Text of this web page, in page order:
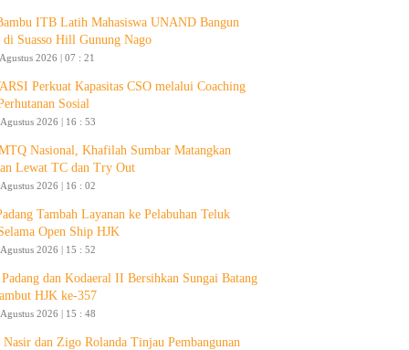
ITB Latih Mahasiswa UNAND Bangun
di Suasso Hill Gunung Nago
2026 | 07 : 21
Perkuat Kapasitas CSO melalui Coaching
Sosial
2026 | 16 : 53
Nasional, Khafilah Sumbar Matangkan
Lewat TC dan Try Out
2026 | 16 : 02
Tambah Layanan ke Pelabuhan Teluk
Open Ship HJK
2026 | 15 : 52
dan Kodaeral II Bersihkan Sungai Batang
HJK ke-357
2026 | 15 : 48
Nasir dan Zigo Rolanda Tinjau Pembangunan